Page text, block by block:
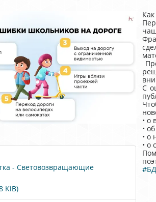
- Световозвращающие
KiB)
С
• о
•
• о
• о